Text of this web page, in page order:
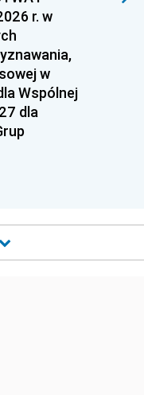
r. w
w
Wspólnej
dla